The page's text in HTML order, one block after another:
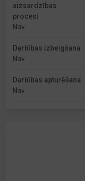
aizsardzības
procesi
Nav
Darbības izbeigšana
Nav
Darbības apturēšana
Nav